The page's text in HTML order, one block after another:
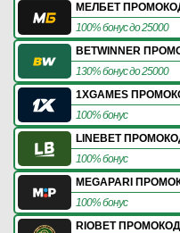
МЕЛБЕТ
100% бонус до 25000
BETWINNER
130% бонус до 25000
1XGAMES
100% бонус
LINEBET
100% бонус
MEGAPARI
100% бонус
RIOBET ПРОМОКОД